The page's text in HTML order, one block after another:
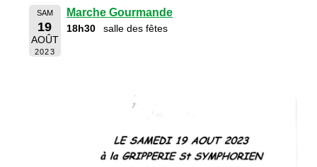
SAM
19
AOÛT
2023
Marche Gourmande
18h30 salle des fêtes